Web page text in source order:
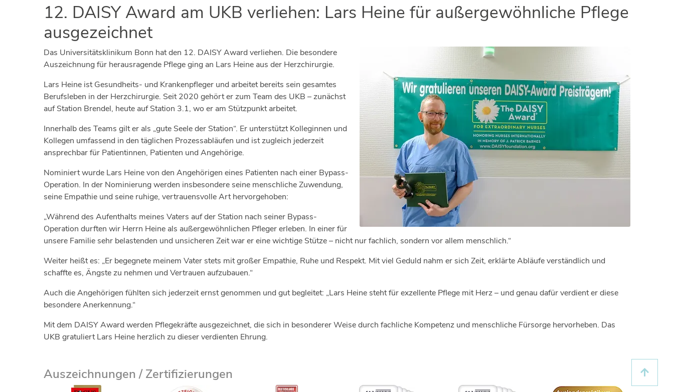
12. DAISY Award am UKB verliehen: Lars Heine für außergewöhnliche Pflege
ausgezeichnet
Das Universitätsklinikum Bonn hat den 12. DAISY Award verliehen. Die besondere
Auszeichnung für herausragende Pflege ging an Lars Heine aus der Herzchirurgie.
Lars Heine ist Gesundheits- und Krankenpfleger und arbeitet bereits sein gesamtes
Berufsleben in der Herzchirurgie. Seit 2020 gehört er zum Team des UKB – zunächst
auf Station Brendel, heute auf Station 3.1, wo er am Stützpunkt arbeitet.
Innerhalb des Teams gilt er als „gute Seele der Station“. Er unterstützt Kolleginnen und
Kollegen umfassend in den täglichen Prozessabläufen und ist zugleich jederzeit
ansprechbar für Patientinnen, Patienten und Angehörige.
Nominiert wurde Lars Heine von den Angehörigen eines Patienten nach einer Bypass-
Operation. In der Nominierung werden insbesondere seine menschliche Zuwendung,
seine Empathie und seine ruhige, vertrauensvolle Art hervorgehoben:
„Während des Aufenthalts meines Vaters auf der Station nach seiner Bypass-
Operation durften wir Herrn Heine als außergewöhnlichen Pfleger erleben. In einer für
unsere Familie sehr belastenden und unsicheren Zeit war er eine wichtige Stütze – nicht nur fachlich, sondern vor allem menschlich.“
Weiter heißt es: „Er begegnete meinem Vater stets mit großer Empathie, Ruhe und Respekt. Mit viel Geduld nahm er sich Zeit, erklärte Abläufe verständlich und
schaffte es, Ängste zu nehmen und Vertrauen aufzubauen.“
Auch die Angehörigen fühlten sich jederzeit ernst genommen und gut begleitet: „Lars Heine steht für exzellente Pflege mit Herz – und genau dafür verdient er diese
besondere Anerkennung.“
Mit dem DAISY Award werden Pflegekräfte ausgezeichnet, die sich in besonderer Weise durch fachliche Kompetenz und menschliche Fürsorge hervorheben. Das
UKB gratuliert Lars Heine herzlich zu dieser verdienten Ehrung.
Auszeichnungen / Zertifizierungen